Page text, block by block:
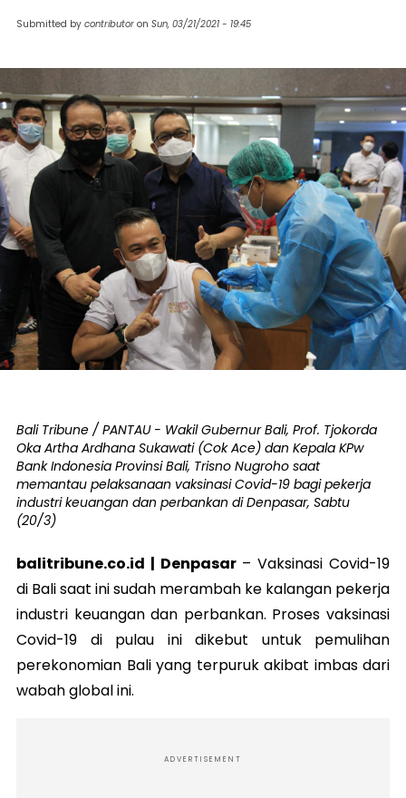
Submitted by contributor on Sun, 03/21/2021 - 19:45
Bali Tribune / PANTAU - Wakil Gubernur Bali, Prof. Tjokorda
Oka Artha Ardhana Sukawati (Cok Ace) dan Kepala KPw
Bank Indonesia Provinsi Bali, Trisno Nugroho saat
memantau pelaksanaan vaksinasi Covid-19 bagi pekerja
industri keuangan dan perbankan di Denpasar, Sabtu
(20/3)
balitribune.co.id | Denpasar–Vaksinasi Covid-19
di Bali saat ini sudah merambah ke kalangan pekerja
industri keuangan dan perbankan. Proses vaksinasi
Covid-19 di pulau ini dikebut untuk pemulihan
perekonomian Bali yang terpuruk akibat imbas dari
wabah global ini.
ADVERTISEMENT